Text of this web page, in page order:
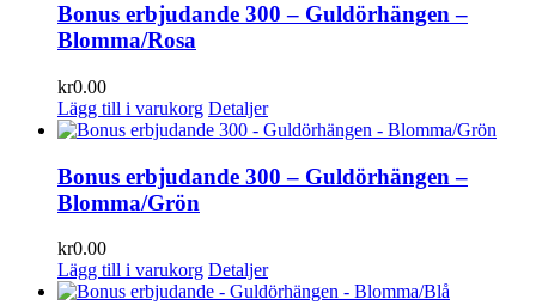
Bonus erbjudande 300 – Guldörhängen –
Blomma/Rosa
kr0.00
Lägg till i varukorg Detaljer
Bonus erbjudande 300 – Guldörhängen –
Blomma/Grön
kr0.00
Lägg till i varukorg Detaljer